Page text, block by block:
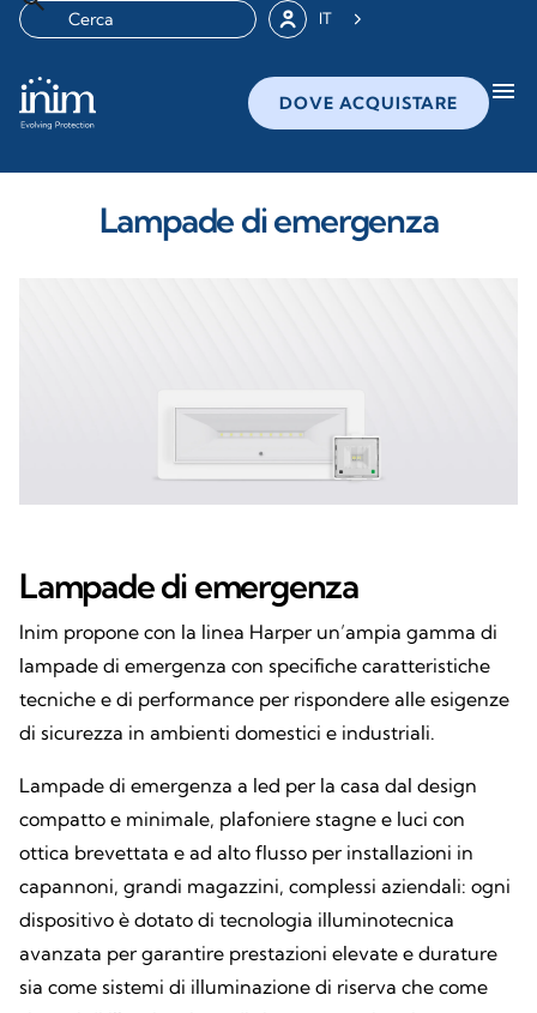
IT
DOVE ACQUISTARE menu
Lampade di emergenza
Lampade di emergenza
Inim propone con la linea Harper un’ampia gamma di
lampade di emergenza con specifiche caratteristiche
tecniche e di performance per rispondere alle esigenze
di sicurezza in ambienti domestici e industriali.
Lampade di emergenza a led per la casa dal design
compatto e minimale, plafoniere stagne e luci con
ottica brevettata e ad alto flusso per installazioni in
capannoni, grandi magazzini, complessi aziendali: ogni
dispositivo è dotato di tecnologia illuminotecnica
avanzata per garantire prestazioni elevate e durature
sia come sistemi di illuminazione di riserva che come